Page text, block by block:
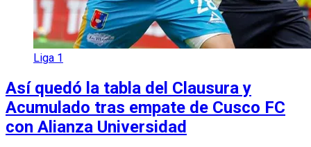
Liga 1
Así quedó la tabla del Clausura y
Acumulado tras empate de Cusco FC
con Alianza Universidad